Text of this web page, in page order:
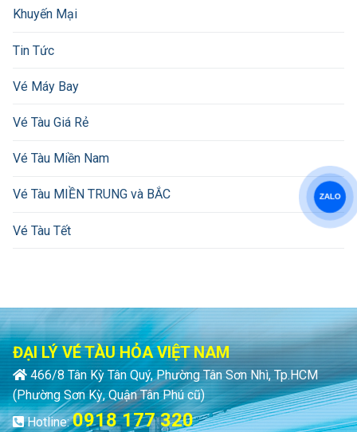
Khuyến Mại
Tin Tức
Vé Máy Bay
Vé Tàu Giá Rẻ
Vé Tàu Miền Nam
Vé Tàu MIỀN TRUNG và BẮC
Vé Tàu Tết
ĐẠI LÝ VÉ TÀU HỎA VIỆT NAM
466/8 Tân Kỳ Tân Quý, Phường Tân Sơn Nhì, Tp.HCM
(Phường Sơn Kỳ, Quận Tân Phú cũ)
Hotline:0918 177 320
ZALO